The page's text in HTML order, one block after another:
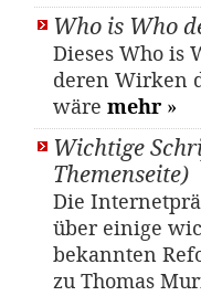
Who is Who
Dieses Who is
deren Wirken
wäre mehr »
Wichtige
Themenseite)
Die
über einige
bekannten
zu Thomas